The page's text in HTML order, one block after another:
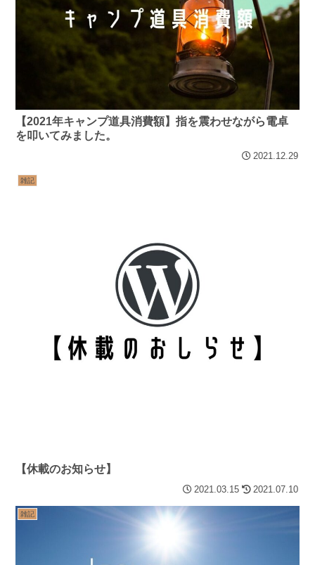
【2021年キャンプ道具消費額】指を震わせながら電卓
を叩いてみました。
2021.12.29
雑記
【休載のお知らせ】
2021.03.15 2021.07.10
雑記